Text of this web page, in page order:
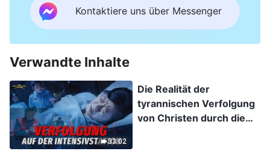
Kontaktiere uns über Messenger
Verwandte Inhalte
33:02
Die Realität der
tyrannischen Verfolgung
von Christen durch die